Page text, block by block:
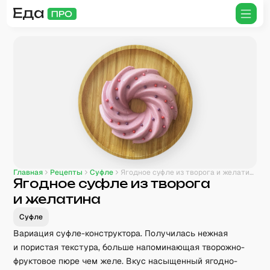
Главная Рецепты Суфле Ягодное суфле из творога и желатина
Ягодное суфле из творога
и желатина
Суфле
Вариация суфле-конструктора. Получилась нежная
и пористая текстура, больше напоминающая творожно-
фруктовое пюре чем желе. Вкус насыщенный ягодно-